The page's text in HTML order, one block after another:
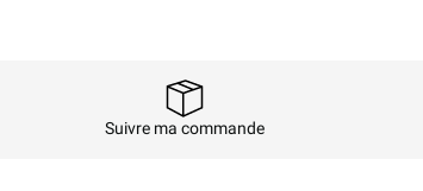
Suivre ma commande